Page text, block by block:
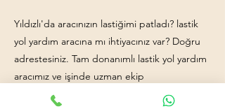
Yıldızlı'da aracınızın lastiğimi patladı? lastik
yol yardım aracına mı ihtiyacınız var? Doğru
adrestesiniz. Tam donanımlı lastik yol yardım
aracımız ve işinde uzman ekip
arkadaşlarımızla hizmetinizdeyiz. İletişim: